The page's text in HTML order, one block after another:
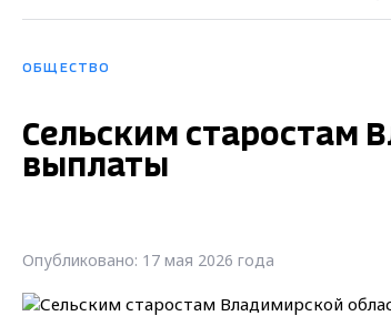
ОБЩЕСТВО
Сельским старостам
выплаты
Опубликовано: 17 мая 2026 года